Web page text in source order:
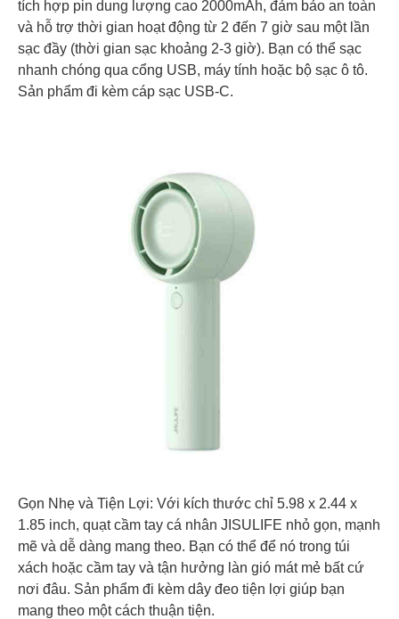
tích hợp pin dung lượng cao 2000mAh, đảm bảo an toàn
và hỗ trợ thời gian hoạt động từ 2 đến 7 giờ sau một lần
sạc đầy (thời gian sạc khoảng 2-3 giờ). Bạn có thể sạc
nhanh chóng qua cổng USB, máy tính hoặc bộ sạc ô tô.
Sản phẩm đi kèm cáp sạc USB-C.
Gọn Nhẹ và Tiện Lợi: Với kích thước chỉ 5.98 x 2.44 x
1.85 inch, quạt cầm tay cá nhân JISULIFE nhỏ gọn, mạnh
mẽ và dễ dàng mang theo. Bạn có thể để nó trong túi
xách hoặc cầm tay và tận hưởng làn gió mát mẻ bất cứ
nơi đâu. Sản phẩm đi kèm dây đeo tiện lợi giúp bạn
mang theo một cách thuận tiện.